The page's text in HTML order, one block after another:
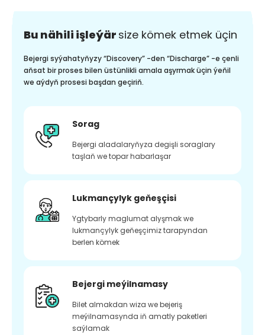
Bu nähili işleýär size kömek etmek üçin
Bejergi syýahatyňyzy “Discovery” -den “Discharge” -e çenli
aňsat bir proses bilen üstünlikli amala aşyrmak üçin ýeňil
we aýdyň prosesi başdan geçiriň.
Sorag
Bejergi aladalaryňyza degişli soraglary
taşlaň we topar habarlaşar
Lukmançylyk geňeşçisi
Ygtybarly maglumat alyşmak we
lukmançylyk geňeşçimiz tarapyndan
berlen kömek
Bejergi meýilnamasy
Bilet almakdan wiza we bejeriş
meýilnamasynda iň amatly paketleri
saýlamak